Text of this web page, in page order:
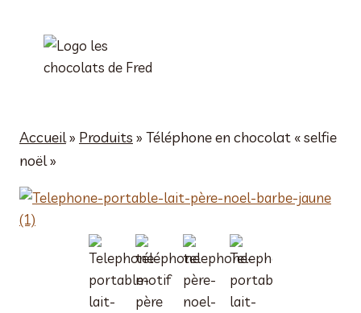
Accueil» Produits » Téléphone en chocolat « selfie
noël »